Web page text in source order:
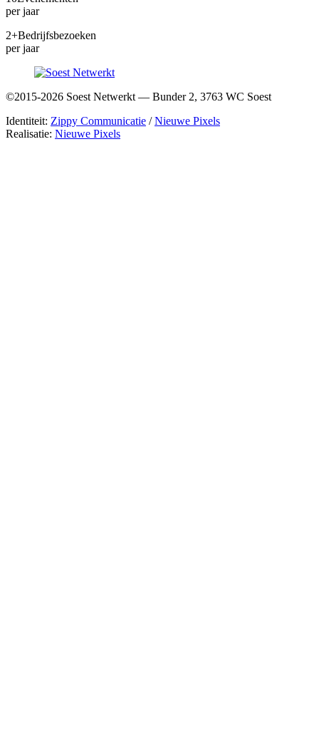
per jaar
2+Bedrijfsbezoeken
per jaar
©2015-2026 Soest Netwerkt — Bunder 2, 3763 WC Soest
Identiteit: Zippy Communicatie /Nieuwe Pixels
Realisatie: Nieuwe Pixels